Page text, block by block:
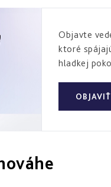
Objavte
ktoré
hladkej